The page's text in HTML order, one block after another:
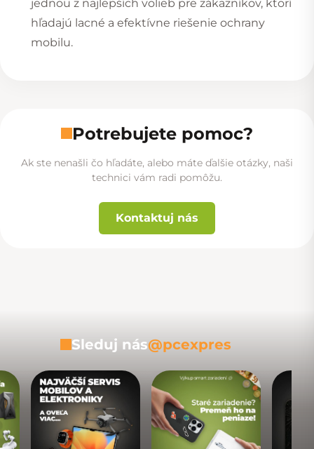
jednou z najlepších volieb pre zákazníkov, ktorí
hľadajú lacné a efektívne riešenie ochrany
mobilu.
Potrebujete pomoc?
Ak ste nenašli čo hľadáte, alebo máte ďalšie otázky, naši
technici vám radi pomôžu.
Kontaktuj nás
Sleduj nás@pcexpres